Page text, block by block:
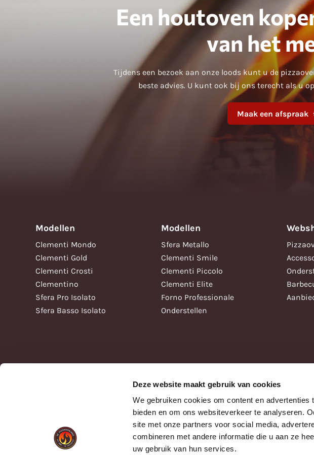
Deze website maakt gebruik van cookies
We gebruiken cookies om content en
bieden en om ons websiteverkeer te analyseren.
site met onze partners voor social media,
combineren met andere informatie die u aan ze
uw gebruik van hun services.
Een houtoven
van het
Tijdens een bezoek aan onze loods kunt u de
beste advies. U kunt ook bij ons terecht als u
Maak een afspraak
Modellen
Clementi Mondo
Clementi Gold
Clementi Crosti
Clementino
Sfera Pro Isolato
Sfera Basso Isolato
Modellen
Sfera Metallo
Clementi Smile
Clementi Piccolo
Clementi Elite
Forno Professionale
Onderstellen